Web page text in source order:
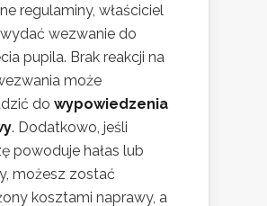
regulaminy, właściciel
wezwanie do
pupila. Brak reakcji na
może
do wypowiedzenia
. Dodatkowo, jeśli
powoduje hałas lub
możesz zostać
kosztami naprawy, a